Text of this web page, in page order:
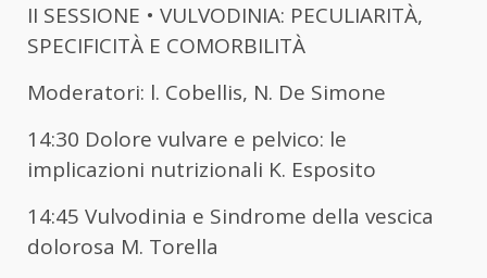
II SESSIONE • VULVODINIA: PECULIARITÀ,
SPECIFICITÀ E COMORBILITÀ
Moderatori: l. Cobellis, N. De Simone
14:30 Dolore vulvare e pelvico: le
implicazioni nutrizionali K. Esposito
14:45 Vulvodinia e Sindrome della vescica
dolorosa M. Torella